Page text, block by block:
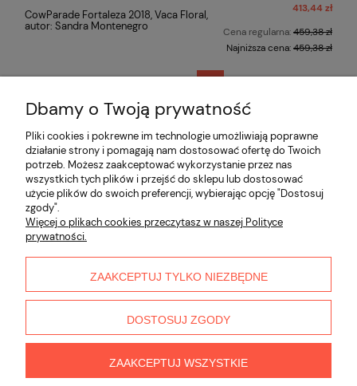
CowParade Fortaleza 2018, Vaca Floral,
autor: Sandra Montenegro
413,44 zł
Cena regularna:459,38 zł
Najniższa cena:459,38 zł
«
12
»
Informacje
Płatności i dostawa
O nas
Dbamy o Twoją prywatność
Pliki cookies i pokrewne im technologie umożliwiają poprawne
działanie strony i pomagają nam dostosować ofertę do Twoich
potrzeb. Możesz zaakceptować wykorzystanie przez nas
wszystkich tych plików i przejść do sklepu lub dostosować
użycie plików do swoich preferencji, wybierając opcję "Dostosuj
zgody".
Więcej o plikach cookies przeczytasz w naszej Polityce
prywatności.
ZAAKCEPTUJ TYLKO NIEZBĘDNE
DOSTOSUJ ZGODY
ZAAKCEPTUJ WSZYSTKIE